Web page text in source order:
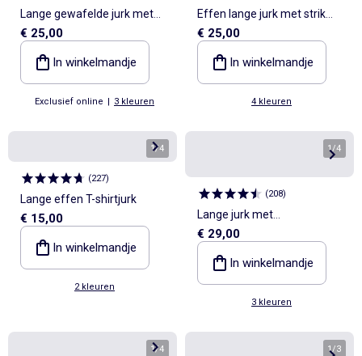
Lange gewafelde jurk met
goudkleurige broche
€ 25,00
In winkelmandje
Exclusief online | 3 kleuren
Effen lange jurk met strik
aan de voorkant
€ 25,00
In winkelmandje
4 kleuren
1/4
(227)
Lange effen T-shirtjurk
€ 15,00
In winkelmandje
2 kleuren
1/4
(208)
Lange jurk met
overslagkraag en
fantasiejuweel
€ 29,00
In winkelmandje
3 kleuren
1/4 1/3